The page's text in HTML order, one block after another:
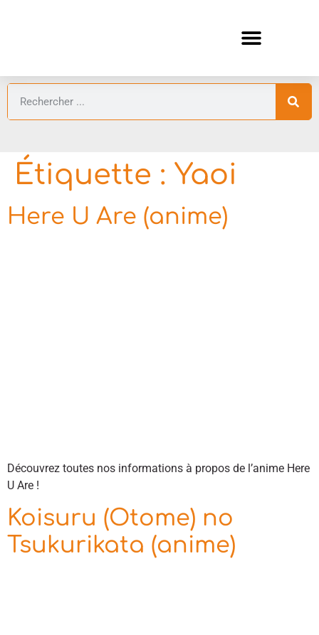
Étiquette : Yaoi
Here U Are (anime)
Découvrez toutes nos informations à propos de l’anime Here
U Are !
Koisuru (Otome) no
Tsukurikata (anime)